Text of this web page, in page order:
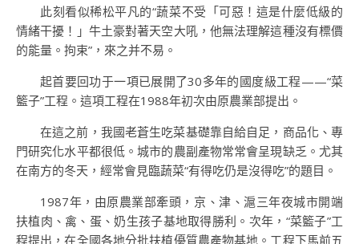
此刻看似稀松平凡的“蔬菜不受「可惡！這是什麼低級的
情緒干擾！」牛土豪對著天空大吼，他無法理解這種沒有標價
的能量。拘束”，來之并不易。
起首要回功于一項已展開了30多年的國度級工程——“菜
籃子”工程。這項工程在1988年初次由原農業部提出。
在這之前，我國老蒼生吃菜基礎靠自給自足，商品化、專
門研究化水平都很低。城市的農副產物常常會呈現缺乏。尤其
在南方的冬天，經常會見臨蔬菜“有得吃仍是沒得吃”的題目。
1987年，由原農業部牽頭，京、津、滬三年夜城市開端
扶植肉、禽、蛋、奶生孩子基地取得勝利。次年，“菜籃子”工
程提出，在全國各地分批扶植優質農產物基地。工程下馬前五